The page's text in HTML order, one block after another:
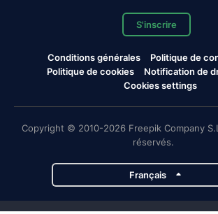
S'inscrire
Conditions générales
Politique de
Politique de cookies
Notification de
Cookies settings
Copyright © 2010-2026 Freepik Company
réservés.
Français